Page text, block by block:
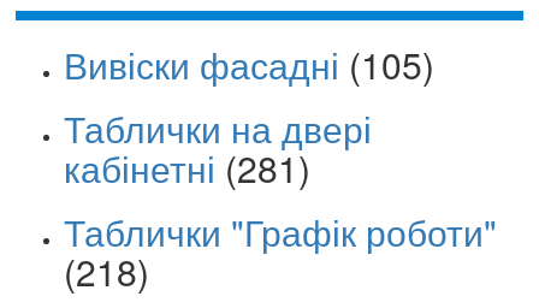
Вивіски фасадні (105)
Таблички на двері
кабінетні (281)
Таблички "Графік роботи"
(218)